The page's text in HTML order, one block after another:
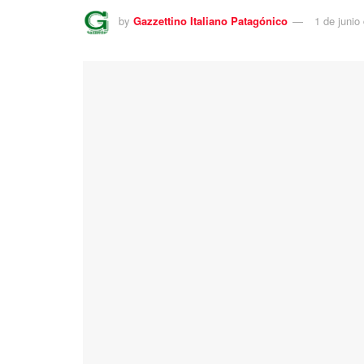
by Gazzettino Italiano Patagónico 1 de junio